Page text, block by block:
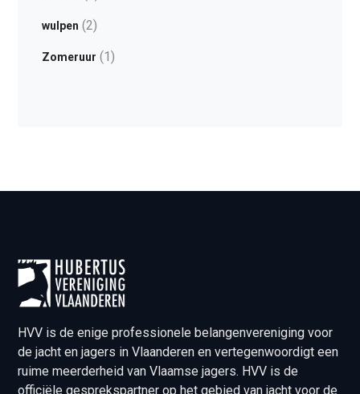
wulpen (2)
Zomeruur (1)
HVV is de enige professionele belangenvereniging voor
de jacht en jagers in Vlaanderen en vertegenwoordigt een
ruime meerderheid van Vlaamse jagers. HVV is de
officiële gesprekspartner op het gebied van jacht voor de